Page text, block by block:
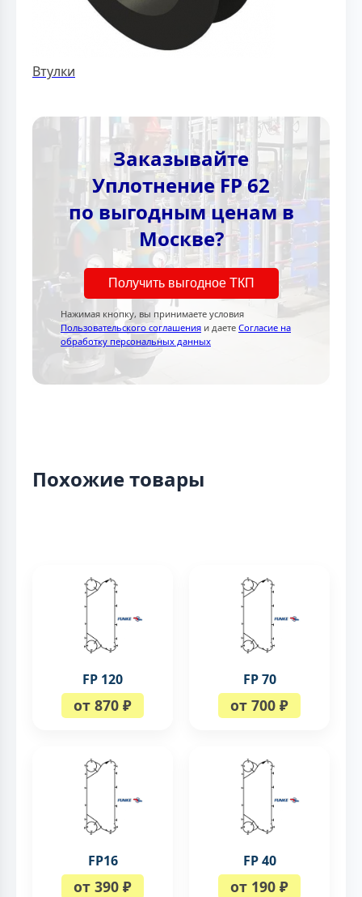
Втулки
Заказывайте
Уплотнение FP 62
по выгодным ценам в
Москве?
Получить выгодное ТКП
Нажимая кнопку, вы принимаете условия
Пользовательского соглашения и даете Согласие на
обработку персональных данных
Похожие товары
FP 120
от 870 ₽
FP 70
от 700 ₽
FP16
от 390 ₽
FP 40
от 190 ₽